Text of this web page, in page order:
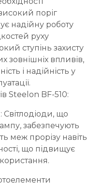
поріг
надійну роботу
руху
ступінь захисту
зовнішніх впливів,
і надійність у
Steelon BF-510:
Світлодіоди, що
забезпечують
меж прорізу навіть
що підвищує